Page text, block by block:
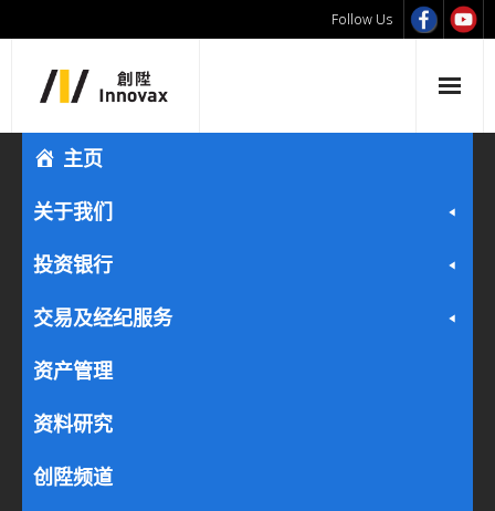
Follow Us
主页
关于我们
投资银行
交易及经纪服务
资产管理
资料研究
创陞频道